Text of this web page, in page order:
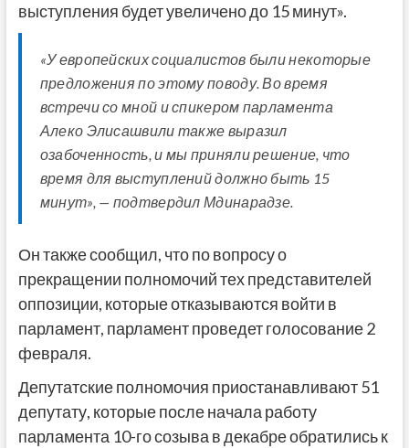
выступления будет увеличено до 15 минут».
«У европейских социалистов были некоторые
предложения по этому поводу. Во время
встречи со мной и спикером парламента
Алеко Элисашвили также выразил
озабоченность, и мы приняли решение, что
время для выступлений должно быть 15
минут», — подтвердил Мдинарадзе.
Он также сообщил, что по вопросу о
прекращении полномочий тех представителей
оппозиции, которые отказываются войти в
парламент, парламент проведет голосование 2
февраля.
Депутатские полномочия приостанавливают 51
депутату, которые после начала работу
парламента 10-го созыва в декабре обратились к